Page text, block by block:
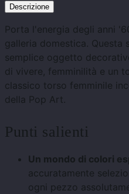
Descrizione
Porta l'energia degli anni
galleria domestica. Questa
semplice oggetto
di vivere, femminilità e un
classico torso femminile
della Pop Art.
Punti salienti
Un mondo di colori
accuratamente
ogni pezzo